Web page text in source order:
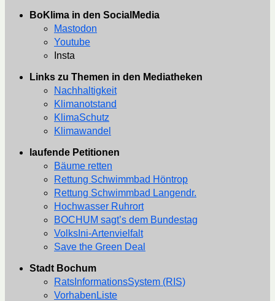
BoKlima in den SocialMedia
Mastodon
Youtube
Insta
Links zu Themen in den Mediatheken
Nachhaltigkeit
Klimanotstand
KlimaSchutz
Klimawandel
laufende Petitionen
Bäume retten
Rettung Schwimmbad Höntrop
Rettung Schwimmbad Langendr.
Hochwasser Ruhrort
BOCHUM sagt’s dem Bundestag
VolksIni-Artenvielfalt
Save the Green Deal
Stadt Bochum
RatsInformationsSystem (RIS)
VorhabenListe